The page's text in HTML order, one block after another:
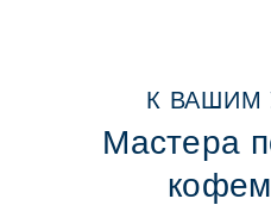
К ВАШИМ
Мастера